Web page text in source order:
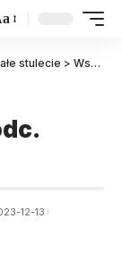
stulecie > Wspaniałe stulecie 2 odc. streszczenie
12-13